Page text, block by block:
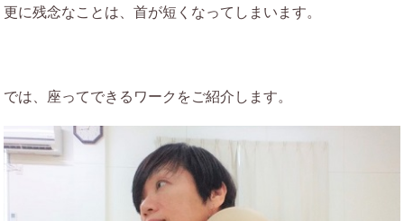
更に残念なことは、首が短くなってしまいます。
では、座ってできるワークをご紹介します。